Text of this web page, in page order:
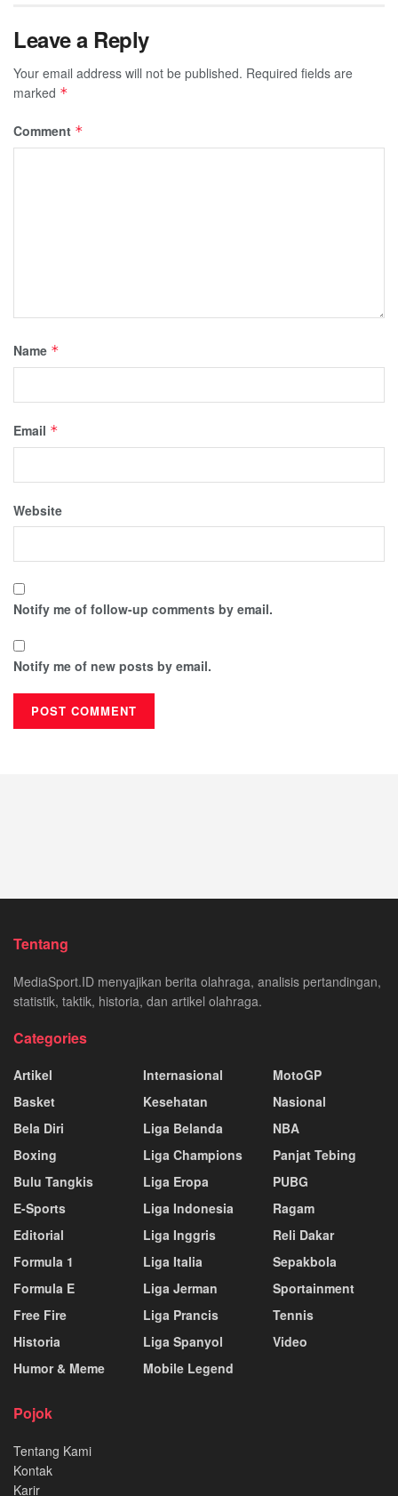
Leave a Reply
Your email address will not be published. Required fields are
marked *
Comment *
Name *
Email *
Website
Notify me of follow-up comments by email.
Notify me of new posts by email.
Tentang
MediaSport.ID menyajikan berita olahraga, analisis pertandingan,
statistik, taktik, historia, dan artikel olahraga.
Categories
Artikel
Basket
Bela Diri
Boxing
Bulu Tangkis
E-Sports
Editorial
Formula 1
Formula E
Free Fire
Historia
Humor & Meme
Internasional
Kesehatan
Liga Belanda
Liga Champions
Liga Eropa
Liga Indonesia
Liga Inggris
Liga Italia
Liga Jerman
Liga Prancis
Liga Spanyol
Mobile Legend
MotoGP
Nasional
NBA
Panjat Tebing
PUBG
Ragam
Reli Dakar
Sepakbola
Sportainment
Tennis
Video
Pojok
Tentang Kami
Kontak
Karir